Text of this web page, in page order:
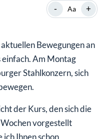
- Aa +
Bewegungen an
Am Montag
Stahlkonzern, sich
der Kurs, den sich die
vorgestellt
ich Ihnen schon